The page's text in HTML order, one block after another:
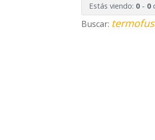
Estás viendo: 0- 0
Buscar: